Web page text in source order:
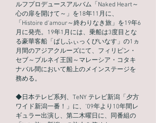
ルフプロデュースアルバム「Naked Heart～
心の扉を開けて～」を18年11月に、
「Histoire d'amour～終わりなき旅」を19年6
月に発売。19年1月には、乗船は3度目とな
る豪華客船「ぱしふぃっくびいなす」の1ヵ
月間のアジアクルーズにて、フィリピン・
セブ～ブルネイ王国～マレーシア・コタキ
ナバル間において船上のメインステージを
務める。
◆日本テレビ系列、TeNY テレビ新潟「夕方
ワイド新潟一番！」に、’09年より10年間レ
ギュラー出演し、第二木曜日に、同番組の